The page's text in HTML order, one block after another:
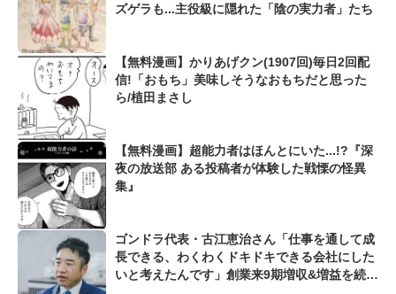
ズゲラも...主役級に隠れた「陰の実力者」たち
【無料漫画】かりあげクン(1907回)毎日2回配
信!「おもち」美味しそうなおもちだと思った
ら/植田まさし
【無料漫画】超能力者はほんとにいた...!?『深
夜の放送部 ある投稿者が体験した戦慄の怪異
集』
ゴンドラ代表・古江恵治さん「仕事を通して成
長できる、わくわくドキドキできる会社にした
いと考えたんです」創業来9期増収&増益を続け